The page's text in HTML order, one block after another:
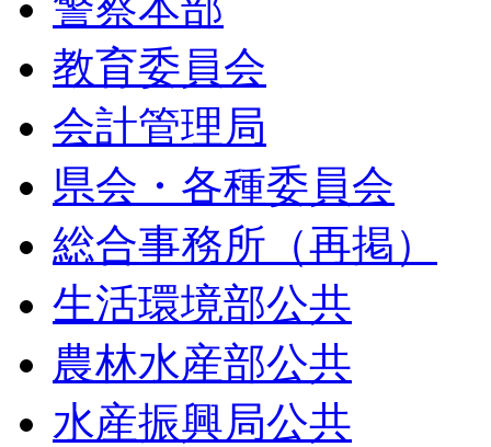
教育委員会
会計管理局
県会・各種委員会
総合事務所（再掲）
生活環境部公共
農林水産部公共
水産振興局公共